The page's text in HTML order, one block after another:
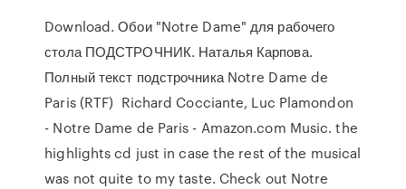
Download. Обои "Notre Dame" для рабочего
стола ПОДСТРОЧНИК. Наталья Карпова.
Полный текст подстрочника Notre Dame de
Paris (RTF) Richard Cocciante, Luc Plamondon
- Notre Dame de Paris - Amazon.com Music. the
highlights cd just in case the rest of the musical
was not quite to my taste. Check out Notre